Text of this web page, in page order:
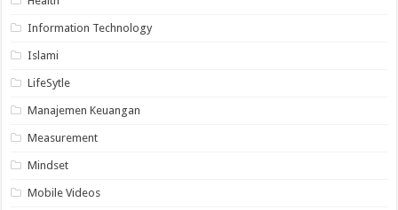
Information Technology
Islami
LifeSytle
Manajemen Keuangan
Measurement
Mindset
Mobile Videos